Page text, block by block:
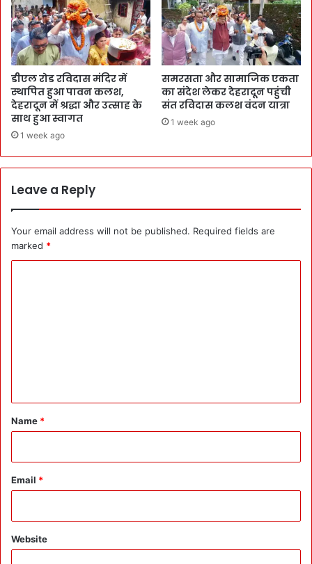
डीएल रोड रविदास मंदिर में
स्थापित हुआ पावन कलश,
देहरादून में श्रद्धा और उत्साह के
साथ हुआ स्वागत
1 week ago
समरसता और सामाजिक एकता
का संदेश लेकर देहरादून पहुंची
संत रविदास कलश वंदन यात्रा
1 week ago
Leave a Reply
Your email address will not be published. Required fields are
marked *
*
Name *
Email *
Website